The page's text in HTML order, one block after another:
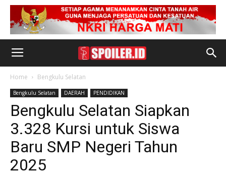
Home Bengkulu Selatan
Bengkulu Selatan DAERAH PENDIDIKAN
Bengkulu Selatan Siapkan
3.328 Kursi untuk Siswa
Baru SMP Negeri Tahun
2025